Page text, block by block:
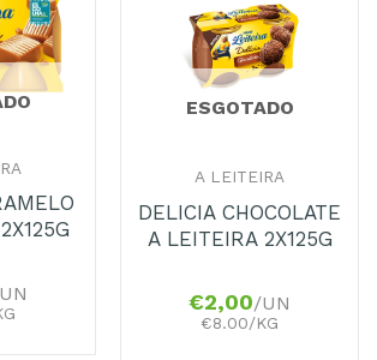
aos
Favoritos
Favoritos
ESGOTADO
A LEITEIRA
DELICIA CHOCOLATE
A LEITEIRA 2X125G
€2,00/UN
€8.00/KG